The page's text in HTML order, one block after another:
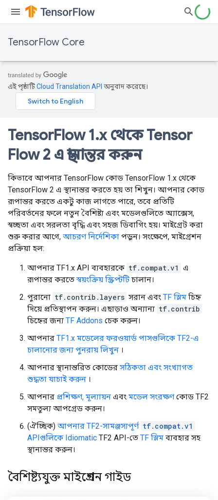
TensorFlow Core
এই পৃষ্ঠাটিCloud Translation API অনুবাদ করেছে।
TensorFlow 1.x থেকে Tensor
Flow 2 এ স্থানান্তর করুন
কিভাবে আপনার TensorFlow কোড TensorFlow 1.x থেকে
TensorFlow 2 এ স্থানান্তর করতে হয় তা শিখুন। আপনার কোড
রূপান্তর করতে একটু কাজ লাগতে পারে, তবে প্রতিটি
পরিবর্তনের ফলে নতুন বৈশিষ্ট্য এবং মডেলগুলিতে অ্যাক্সেস,
স্বচ্ছতা এবং সরলতা বৃদ্ধি এবং সহজ ডিবাগিং হয়। মাইগ্রেট করা
শুরু করার আগে, আচরণ নির্দেশিকা পড়ুন। সংক্ষেপে, মাইগ্রেশন
প্রক্রিয়া হল:
আপনার TF1.x API ব্যবহারকে tf.compat.v1 এ
রূপান্তর করতেস্বয়ংক্রিয় স্ক্রিপ্টটি চালান।
পুরানো tf.contrib.layers সরান এবং TF স্লিম চিহ্ন
দিয়ে প্রতিস্থাপন করুন। এছাড়াও অন্যান্য tf.contrib
চিহ্নের জন্য TF Addons চেক করুন।
আপনার TF1.x মডেলের ফরওয়ার্ড পাসগুলিকে TF2-এ
চালানোর জন্য পুনরায় লিখুন ।
আপনার স্থানান্তরিত কোডের সঠিকতা এবং সংখ্যাগত
শুদ্ধতা যাচাই করুন ।
আপনার প্রশিক্ষণ, মূল্যায়ন এবং মডেল সংরক্ষণকোড TF2
সমতুল্য আপগ্রেড করুন।
(ঐচ্ছিক) আপনার TF2-সামঞ্জস্যপূর্ণ tf.compat.v1
APIগুলিকে Idiomatic TF2 API-তে TF স্লিম ব্যবহার সহ
স্থানান্তর করুন।
বৈশিষ্ট্যযুক্ত মাইগ্রেশন গাইড